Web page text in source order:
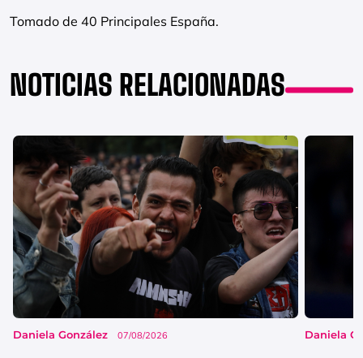
Tomado de 40 Principales España.
NOTICIAS RELACIONADAS
Daniela González 07/08/2026 Daniela